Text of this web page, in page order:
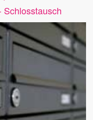
Schlosstausch